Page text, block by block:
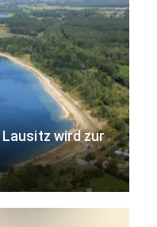
wird zur